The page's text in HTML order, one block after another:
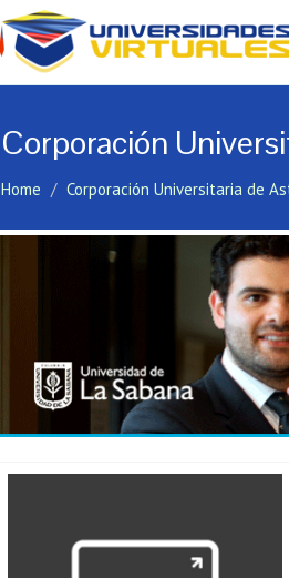
Corporación
Home Corporación Universitaria de